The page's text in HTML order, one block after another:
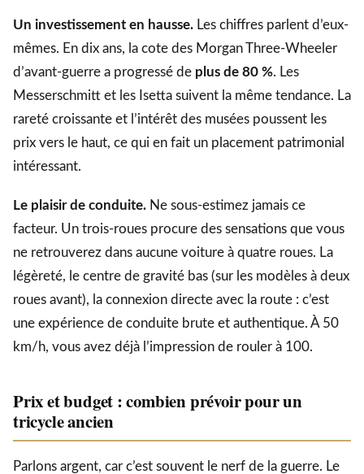
Un investissement en hausse. Les chiffres parlent d’eux-
mêmes. En dix ans, la cote des Morgan Three-Wheeler
d’avant-guerre a progressé de plus de 80 %. Les
Messerschmitt et les Isetta suivent la même tendance. La
rareté croissante et l’intérêt des musées poussent les
prix vers le haut, ce qui en fait un placement patrimonial
intéressant.
Le plaisir de conduite. Ne sous-estimez jamais ce
facteur. Un trois-roues procure des sensations que vous
ne retrouverez dans aucune voiture à quatre roues. La
légèreté, le centre de gravité bas (sur les modèles à deux
roues avant), la connexion directe avec la route : c’est
une expérience de conduite brute et authentique. À 50
km/h, vous avez déjà l’impression de rouler à 100.
Prix et budget : combien prévoir pour un
tricycle ancien
Parlons argent, car c’est souvent le nerf de la guerre. Le